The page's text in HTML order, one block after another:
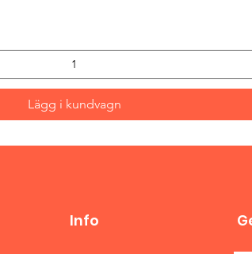
Lägg i kundvagn
Info